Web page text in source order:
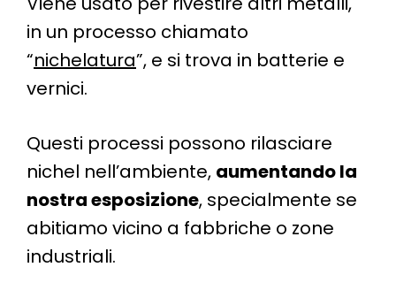
in un processo chiamato
“nichelatura”, e si trova in batterie e
vernici.
Questi processi possono rilasciare
nichel nell’ambiente, aumentando la
nostra esposizione, specialmente se
abitiamo vicino a fabbriche o zone
industriali.